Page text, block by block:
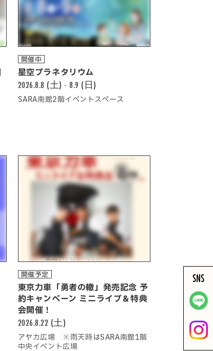
開催中
星空プラネタリウム
2026.8.8 (土) - 8.9 (日)
SARA南館2階イベントスペース
開催予定
東京力車「勇者の轍」発売記念 予
約キャンペーン ミニライブ＆特典
会開催！
2026.8.22 (土)
アヤカ広場 ※雨天時はSARA南館1階
中央イベント広場
SNS